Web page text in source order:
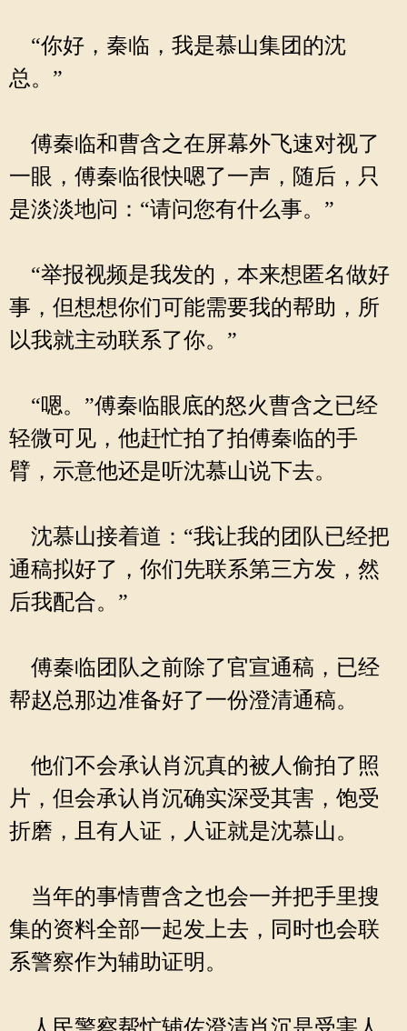
“你好，秦临，我是慕山集团的沈
总。”
傅秦临和曹含之在屏幕外飞速对视了
一眼，傅秦临很快嗯了一声，随后，只
是淡淡地问：“请问您有什么事。”
“举报视频是我发的，本来想匿名做好
事，但想想你们可能需要我的帮助，所
以我就主动联系了你。”
“嗯。”傅秦临眼底的怒火曹含之已经
轻微可见，他赶忙拍了拍傅秦临的手
臂，示意他还是听沈慕山说下去。
沈慕山接着道：“我让我的团队已经把
通稿拟好了，你们先联系第三方发，然
后我配合。”
傅秦临团队之前除了官宣通稿，已经
帮赵总那边准备好了一份澄清通稿。
他们不会承认肖沉真的被人偷拍了照
片，但会承认肖沉确实深受其害，饱受
折磨，且有人证，人证就是沈慕山。
当年的事情曹含之也会一并把手里搜
集的资料全部一起发上去，同时也会联
系警察作为辅助证明。